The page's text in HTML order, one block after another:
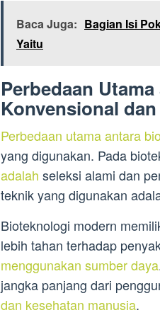
Baca Juga: Bagian Isi
Yaitu
Perbedaan
Konvensional
Perbedaan utama antara
yang digunakan. Pada
adalah seleksi alami dan
teknik yang digunakan
Bioteknologi modern
lebih tahan terhadap
menggunakan sumber daya
jangka panjang dari
dan kesehatan manusia.